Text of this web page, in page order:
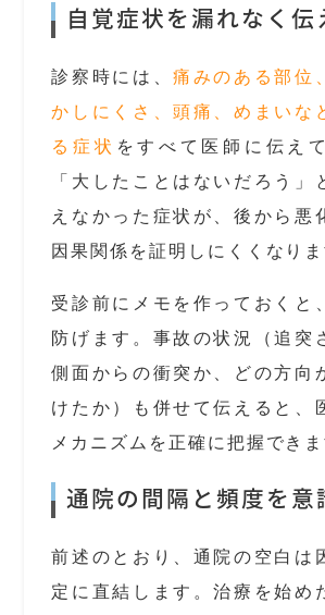
自覚症状を漏れなく伝
診察時には、痛みのある部位
かしにくさ、頭痛、めまいな
る症状 をすべて医師に伝え
「大したことはないだろう」
えなかった症状が、後から悪
因果関係を証明しにくくなりま
受診前にメモを作っておくと
防げます。事故の状況（追突
側面からの衝突か、どの方向
けたか）も併せて伝えると、
メカニズムを正確に把握できま
通院の間隔と頻度を意
前述のとおり、通院の空白は
定に直結します。治療を始め